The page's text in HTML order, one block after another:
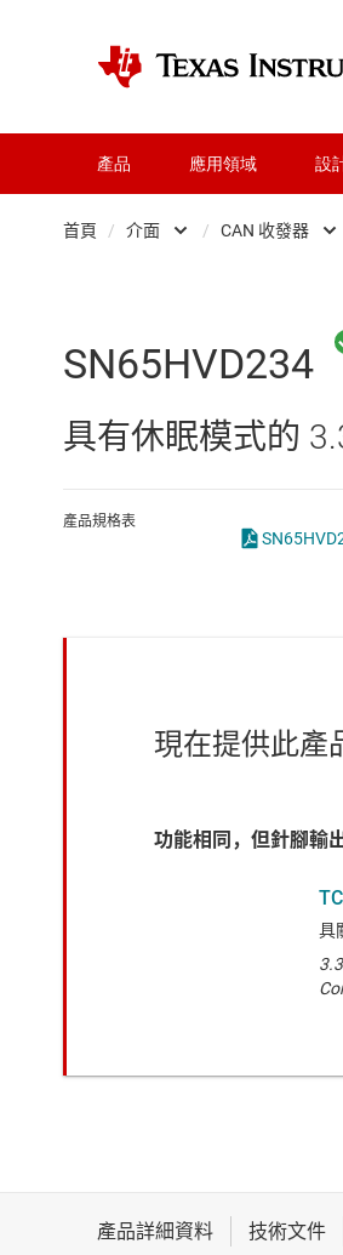
產品 應用領域 設
首頁 / 介面
交換器與多
射頻 (RF) 與
感測器
/ CAN 收發器
SN65HVD234
具有休眠模式的
產品規格表
現在提供此產
功能相同，但針腳輸
具